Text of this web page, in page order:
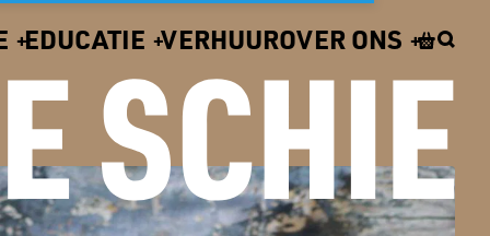
EDUCATIE VERHUUROVER ONS